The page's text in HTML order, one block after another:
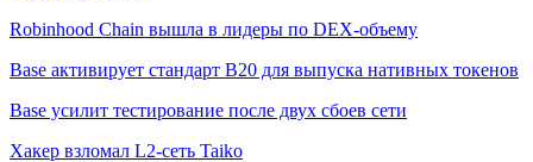
Robinhood Chain вышла в лидеры по DEX-объему
Base активирует стандарт B20 для выпуска нативных токенов
Base усилит тестирование после двух сбоев сети
Хакер взломал L2-сеть Taiko